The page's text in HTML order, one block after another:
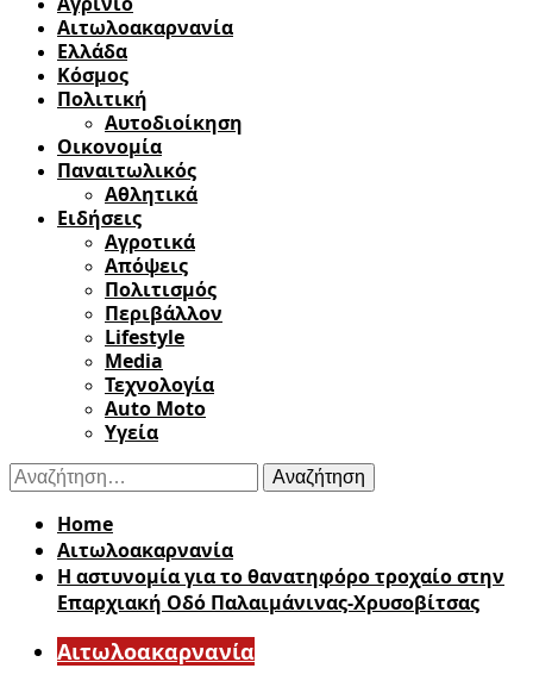
Αιτωλοακαρνανία
Ελλάδα
Κόσμος
Πολιτική
Αυτοδιοίκηση
Οικονομία
Παναιτωλικός
Αθλητικά
Ειδήσεις
Αγροτικά
Απόψεις
Πολιτισμός
Περιβάλλον
Lifestyle
Media
Τεχνολογία
Auto Moto
Υγεία
Αναζήτηση
για:
Home
Αιτωλοακαρνανία
Η αστυνομία για το θανατηφόρο τροχαίο στην
Επαρχιακή Οδό Παλαιμάνινας-Χρυσοβίτσας
Αιτωλοακαρνανία